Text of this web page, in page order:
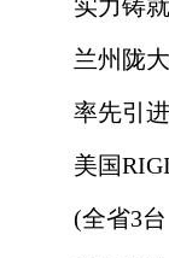
实力铸就
兰州陇大
率先引进
美国
(全省3台